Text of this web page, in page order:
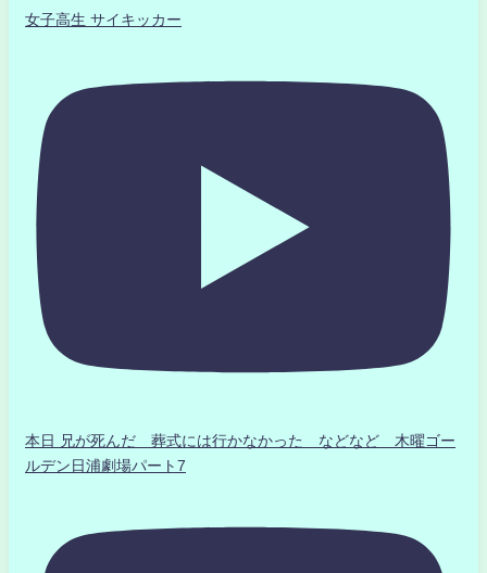
女子高生 サイキッカー
本日 兄が死んだ 葬式には行かなかった などなど 木曜ゴー
ルデン日浦劇場パート7